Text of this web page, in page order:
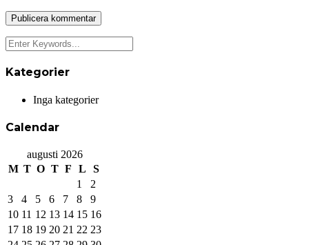
Kategorier
Inga kategorier
Calendar
augusti 2026
M T O T F L
S
1
2
3
4 5 6 7 8
9
10 11 12 13 14 15 16
17 18 19 20 21 22 23